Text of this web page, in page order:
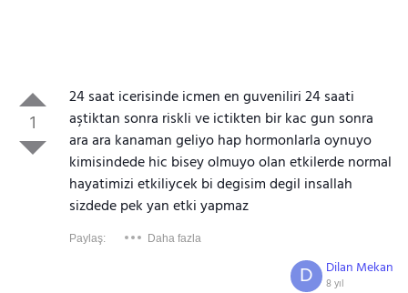
1
24 saat icerisinde icmen en guveniliri 24 saati
aştiktan sonra riskli ve ictikten bir kac gun sonra
ara ara kanaman geliyo hap hormonlarla oynuyo
kimisindede hic bisey olmuyo olan etkilerde normal
hayatimizi etkiliycek bi degisim degil insallah
sizdede pek yan etki yapmaz
Paylaş: Daha fazla
Dilan Mekan
8 yıl
D